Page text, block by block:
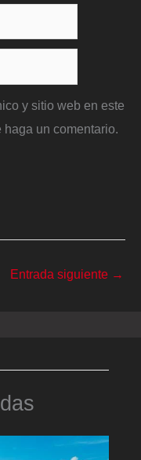
y sitio web en este
un comentario.
Entrada siguiente →